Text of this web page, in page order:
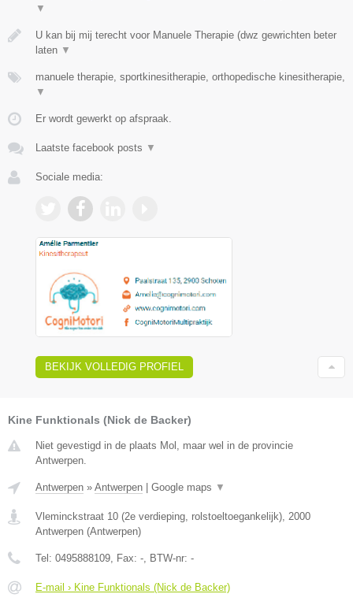
▼
U kan bij mij terecht voor Manuele Therapie (dwz gewrichten beter
laten ▼
manuele therapie, sportkinesitherapie, orthopedische kinesitherapie,
▼
Er wordt gewerkt op afspraak.
Laatste facebook posts ▼
Sociale media:
BEKIJK VOLLEDIG PROFIEL
Kine Funktionals (Nick de Backer)
Niet gevestigd in de plaats Mol, maar wel in de provincie
Antwerpen.
Antwerpen » Antwerpen Google maps ▼
Vleminckstraat 10 (2e verdieping, rolstoeltoegankelijk) 2000
Antwerpen (Antwerpen)
Tel: 0495888109 , Fax: - , BTW-nr: -
E-mail › Kine Funktionals (Nick de Backer)